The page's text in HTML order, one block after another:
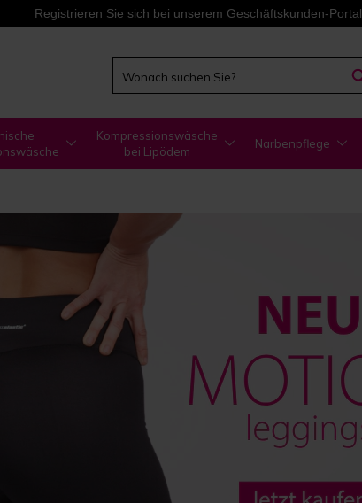
Registrieren Sie sich bei unserem Geschäftskunden-Portal
Kompressionswäsche
bei Lipödem
Narbenpflege